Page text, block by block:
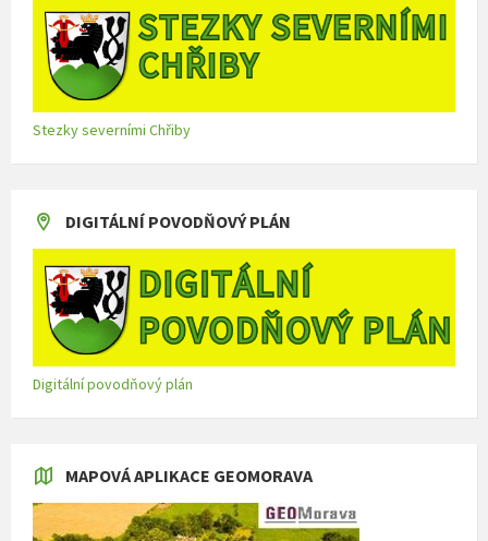
Stezky severními Chřiby
DIGITÁLNÍ POVODŇOVÝ PLÁN
Digitální povodňový plán
MAPOVÁ APLIKACE GEOMORAVA